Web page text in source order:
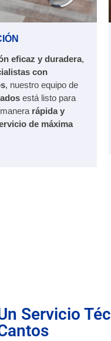
eficaz y duradera,
con
, nuestro equipo de
está listo para
rápida y
de máxima
Servicio